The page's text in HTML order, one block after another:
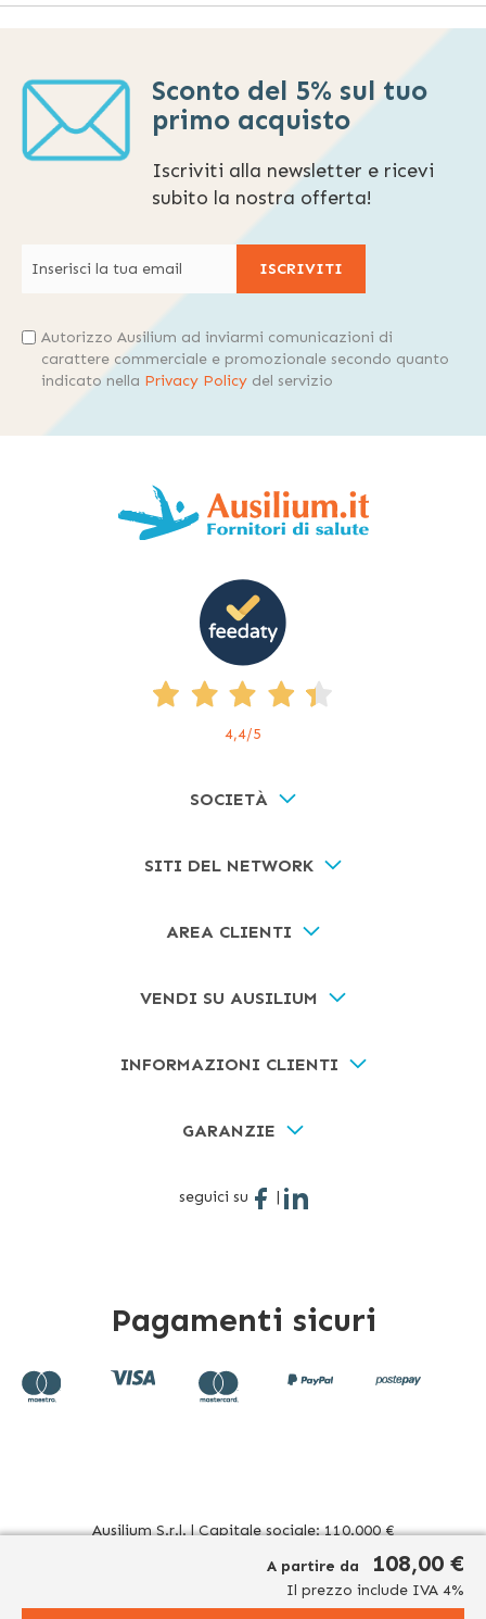
A partire da 108,00 €
Il prezzo include IVA 4%
Sconto del 5% sul tuo
primo acquisto
Iscriviti alla newsletter e ricevi
subito la nostra offerta!
ISCRIVITI
Autorizzo Ausilium ad inviarmi comunicazioni di
carattere commerciale e promozionale secondo quanto
indicato nella Privacy Policy del servizio
4,4/5
SOCIETÀ
SITI DEL NETWORK
AREA CLIENTI
VENDI SU AUSILIUM
INFORMAZIONI CLIENTI
GARANZIE
seguici su |
Pagamenti sicuri
Ausilium S.r.l. | Capitale sociale: 110.000 €
Sede operativa: Corso Novara 39 - 10078 Venaria Reale (TO)
Italia | Sede legale: Via Beato Sebastiano Valfrè, 16 - 10121
Torino (TO) Italia